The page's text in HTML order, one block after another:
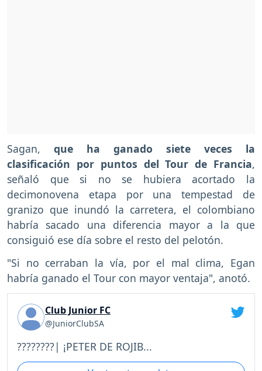
Sagan, que ha ganado siete veces la
clasificación por puntos del Tour de Francia,
señaló que si no se hubiera acortado la
decimonovena etapa por una tempestad de
granizo que inundó la carretera, el colombiano
habría sacado una diferencia mayor a la que
consiguió ese día sobre el resto del pelotón.
"Si no cerraban la vía, por el mal clima, Egan
habría ganado el Tour con mayor ventaja", anotó.
Club Junior FC
@JuniorClubSA
????????| ¡PETER DE ROJIB...